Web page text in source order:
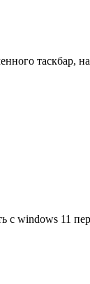
таскбар,
с windows 11